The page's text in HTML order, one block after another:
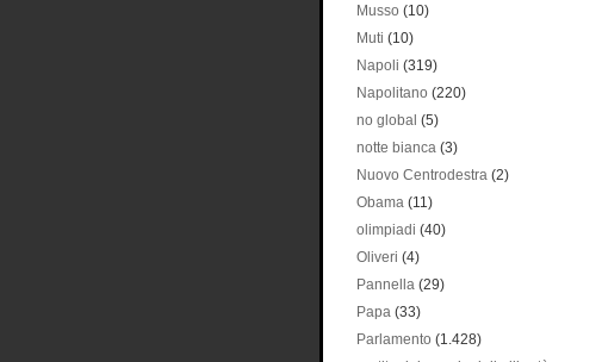
Musso (10)
Muti (10)
Napoli (319)
Napolitano (220)
no global (5)
notte bianca (3)
Nuovo Centrodestra (2)
Obama (11)
olimpiadi (40)
Oliveri (4)
Pannella (29)
Papa (33)
Parlamento (1.428)